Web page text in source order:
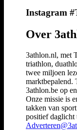
Instagram
Over
3athlon.nl, met
triathlon,
twee miljoen
marktbepalend.
3athlon.be op
Onze missie is
takken van
positief daglicht